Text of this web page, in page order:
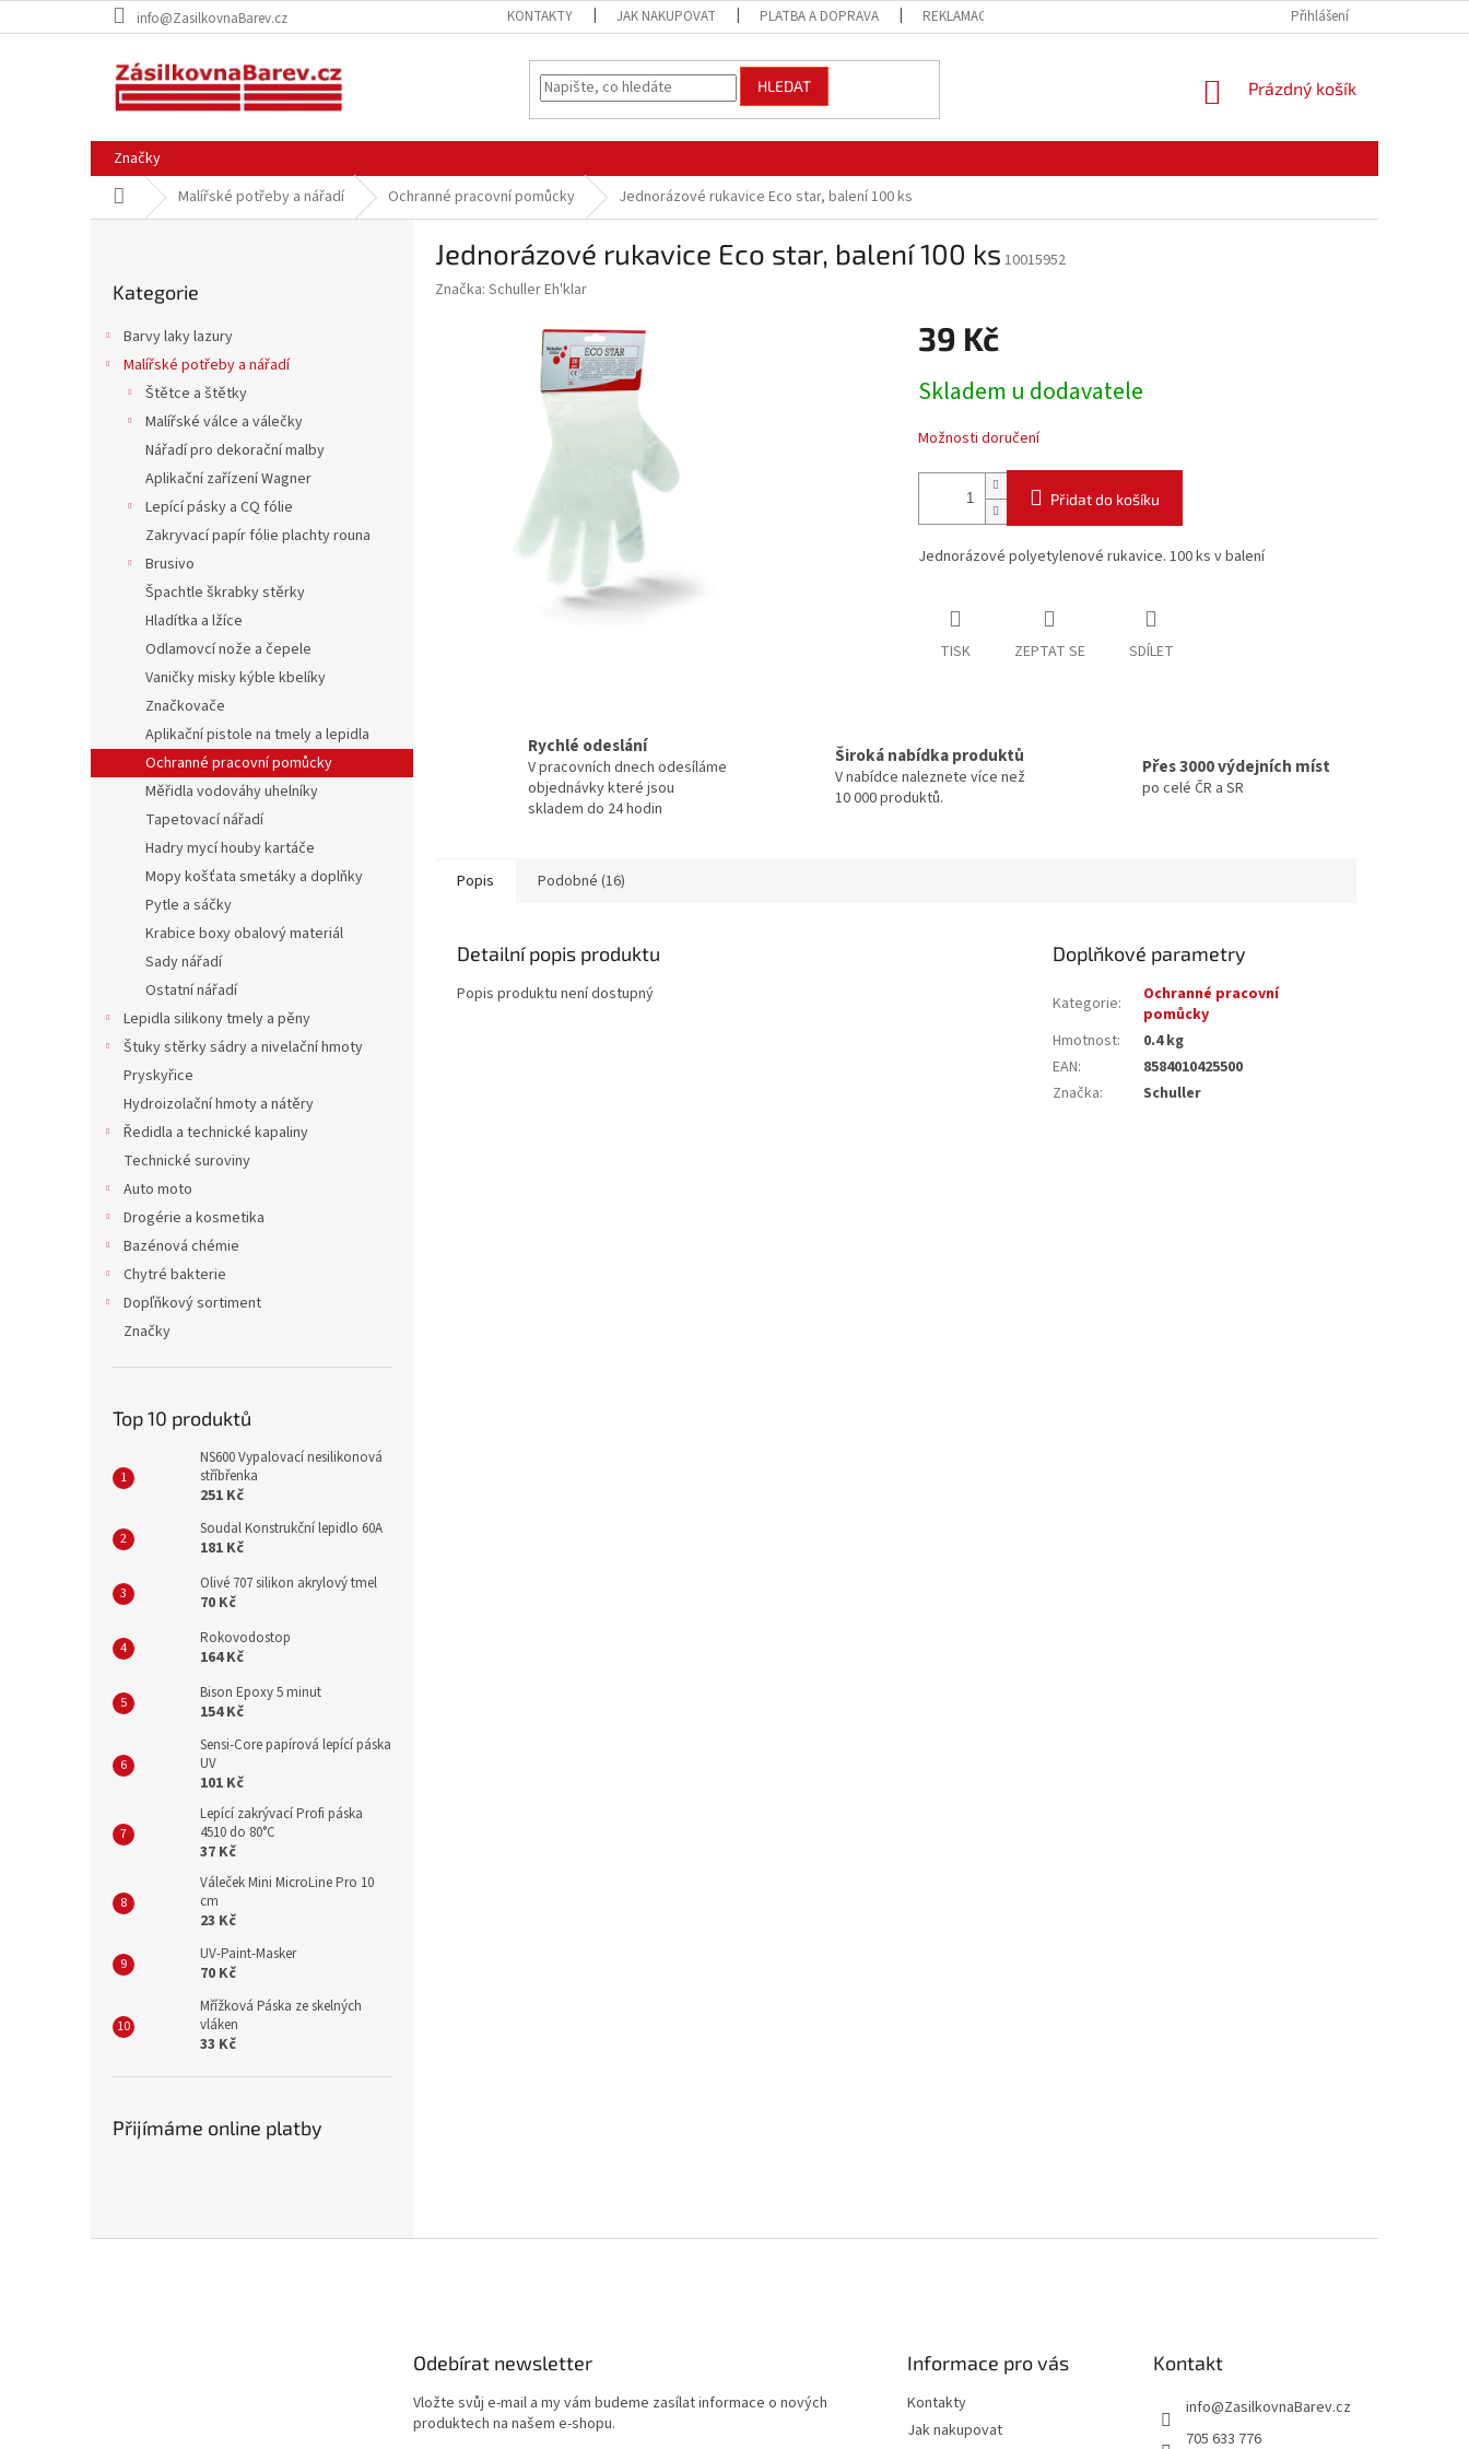
na
info@ZasilkovnaBarev.cz KONTAKTY JAK NAKUPOVAT PLATBA A DOPRAVA REKLAMACE ZBOŽÍ PODMÍNKY OCHRANY
Přihlášení
HLEDAT
NÁKUPNÍ
Prázdný košík
Značky
Domů Malířské potřeby a nářadí Ochranné pracovní pomůcky Jednorázové rukavice Eco star, balení 100 ks
kategorie
Kategorie
Barvy laky lazury
Malířské potřeby a nářadí
Štětce a štětky
Malířské válce a válečky
Nářadí pro dekorační malby
Aplikační zařízení Wagner
Lepící pásky a CQ fólie
Zakryvací papír fólie plachty rouna
Brusivo
Špachtle škrabky stěrky
Hladítka a lžíce
Odlamovcí nože a čepele
Vaničky misky kýble kbelíky
Značkovače
Aplikační pistole na tmely a lepidla
Ochranné pracovní pomůcky
Měřidla vodováhy uhelníky
Tapetovací nářadí
Hadry mycí houby kartáče
Mopy košťata smetáky a doplňky
Pytle a sáčky
Krabice boxy obalový materiál
Sady nářadí
Ostatní nářadí
Lepidla silikony tmely a pěny
Štuky stěrky sádry a nivelační hmoty
Pryskyřice
Hydroizolační hmoty a nátěry
Ředidla a technické kapaliny
Technické suroviny
Auto moto
Drogérie a kosmetika
Bazénová chémie
Chytré bakterie
Dopľňkový sortiment
Značky
Top 10 produktů
NS600 Vypalovací nesilikonová
stříbřenka
251 Kč
Soudal Konstrukční lepidlo 60A
181 Kč
Olivé 707 silikon akrylový tmel
70 Kč
Rokovodostop
164 Kč
Bison Epoxy 5 minut
154 Kč
Sensi-Core papírová lepící páska
UV
101 Kč
Lepící zakrývací Profi páska
4510 do 80°C
37 Kč
Váleček Mini MicroLine Pro 10
cm
23 Kč
UV-Paint-Masker
70 Kč
Mřížková Páska ze skelných
vláken
33 Kč
Přijímáme online platby
Jednorázové rukavice Eco star, balení 100 ks 10015952
Značka: Schuller Eh'klar
39 Kč
cena:
Skladem u dodavatele
Možnosti doručení
Přidat do košíku
Jednorázové polyetylenové rukavice. 100 ks v balení
TISK ZEPTAT SE SDÍLET
Rychlé odeslání
V pracovních dnech odesíláme
objednávky které jsou
skladem do 24 hodin
Široká nabídka produktů
V nabídce naleznete více než
10 000 produktů.
Přes 3000 výdejních míst
po celé ČR a SR
Popis Podobné (16)
Detailní popis produktu
Popis produktu není dostupný
Doplňkové parametry
Kategorie:
Ochranné pracovní
pomůcky
Hmotnost:
0.4 kg
EAN:
8584010425500
Značka: Schuller
Odebírat newsletter
Vložte svůj e-mail a my vám budeme zasílat informace o nových
produktech na našem e-shopu.
Informace pro vás
Kontakty
Jak nakupovat
Kontakt
info@ZasilkovnaBarev.cz
705 633 776